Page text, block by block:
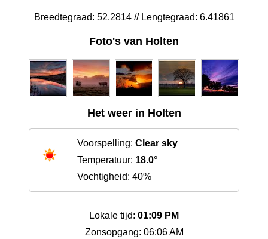
Breedtegraad: 52.2814 // Lengtegraad: 6.41861
Foto's van Holten
Het weer in Holten
Voorspelling: Clear sky
Temperatuur: 18.0°
Vochtigheid: 40%
Lokale tijd: 01:09 PM
Zonsopgang: 06:06 AM